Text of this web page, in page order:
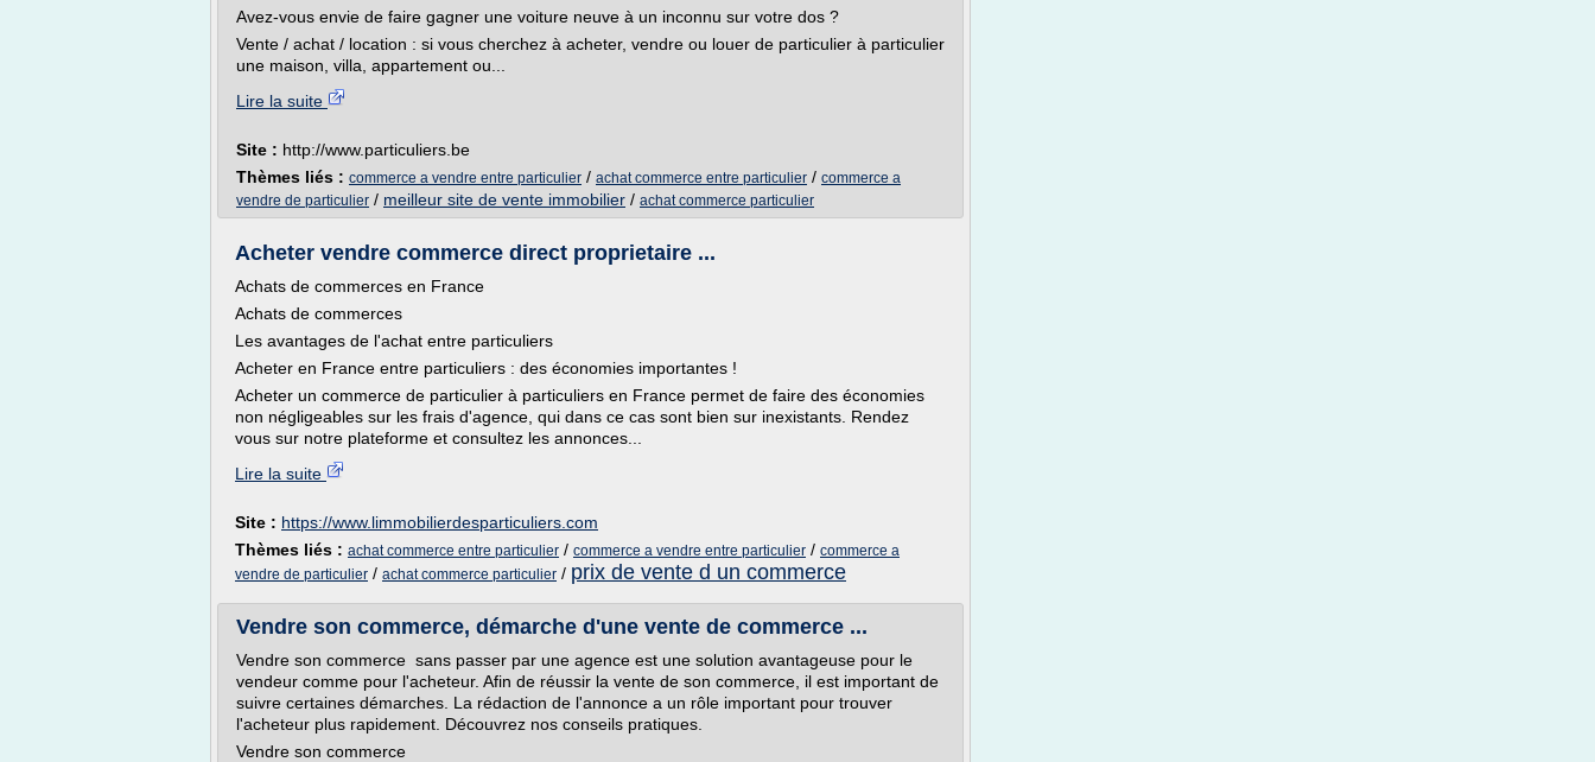
Avez-vous envie de faire gagner une voiture neuve à un inconnu sur votre dos ?
Vente / achat / location : si vous cherchez à acheter, vendre ou louer de particulier à particulier
une maison, villa, appartement ou...
Lire la suite
Site : http://www.particuliers.be
Thèmes liés : commerce a vendre entre particulier / achat commerce entre particulier / commerce a
vendre de particulier / meilleur site de vente immobilier / achat commerce particulier
Acheter vendre commerce direct proprietaire ...
Achats de commerces en France
Achats de commerces
Les avantages de l'achat entre particuliers
Acheter en France entre particuliers : des économies importantes !
Acheter un commerce de particulier à particuliers en France permet de faire des économies
non négligeables sur les frais d'agence, qui dans ce cas sont bien sur inexistants. Rendez
vous sur notre plateforme et consultez les annonces...
Lire la suite
Site : https://www.limmobilierdesparticuliers.com
Thèmes liés : achat commerce entre particulier / commerce a vendre entre particulier / commerce a
vendre de particulier / achat commerce particulier / prix de vente d un commerce
Vendre son commerce, démarche d'une vente de commerce ...
Vendre son commerce sans passer par une agence est une solution avantageuse pour le
vendeur comme pour l'acheteur. Afin de réussir la vente de son commerce, il est important de
suivre certaines démarches. La rédaction de l'annonce a un rôle important pour trouver
l'acheteur plus rapidement. Découvrez nos conseils pratiques.
Vendre son commerce